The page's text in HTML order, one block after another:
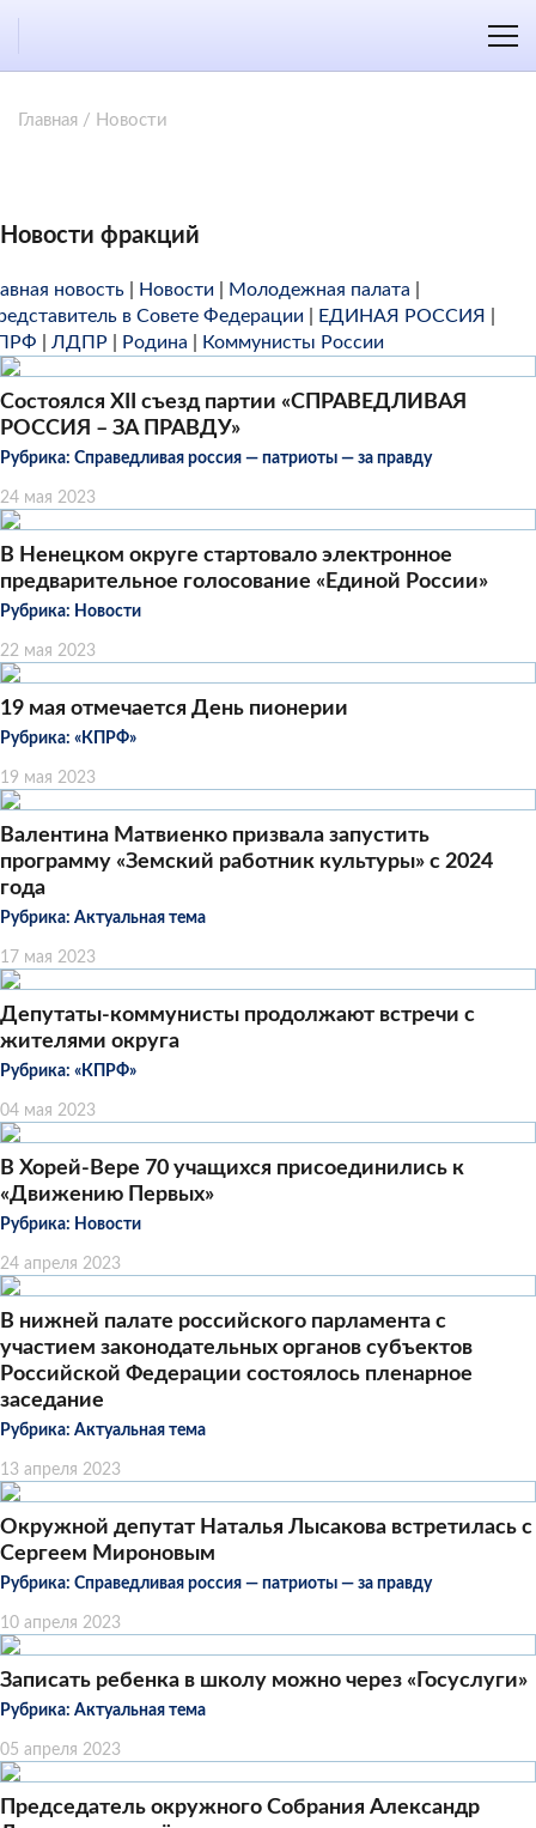
Главная / Новости
Новости фракций
новость Новости Молодежная палата
в Совете Федерации
ЕДИНАЯ РОССИЯ
ЛДПР Родина Коммунисты России
Состоялся XII съезд партии «СПРАВЕДЛИВАЯ
РОССИЯ – ЗА ПРАВДУ»
Рубрика: Справедливая россия — патриоты — за правду
24 мая 2023
В Ненецком округе стартовало электронное
предварительное голосование «Единой России»
Рубрика: Новости
22 мая 2023
19 мая отмечается День пионерии
Рубрика: «КПРФ»
19 мая 2023
Валентина Матвиенко призвала запустить
программу «Земский работник культуры» с 2024
года
Рубрика: Актуальная тема
17 мая 2023
Депутаты-коммунисты продолжают встречи с
жителями округа
Рубрика: «КПРФ»
04 мая 2023
В Хорей-Вере 70 учащихся присоединились к
«Движению Первых»
Рубрика: Новости
24 апреля 2023
В нижней палате российского парламента с
участием законодательных органов субъектов
Российской Федерации состоялось пленарное
заседание
Рубрика: Актуальная тема
13 апреля 2023
Окружной депутат Наталья Лысакова встретилась с
Сергеем Мироновым
Рубрика: Справедливая россия — патриоты — за правду
10 апреля 2023
Записать ребенка в школу можно через «Госуслуги»
Рубрика: Актуальная тема
05 апреля 2023
Председатель окружного Собрания Александр